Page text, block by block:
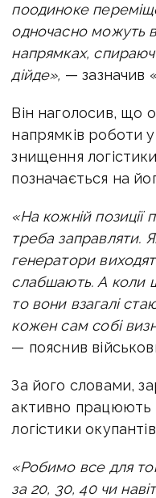
поодиноке
одночасно можуть
напрямках,
дійде», — зазначив
Він наголосив, що
напрямків роботи
знищення
позначається на
«На кожній позиції
треба заправляти.
генератори
слабшають. А коли
то вони взагалі
кожен сам собі
— пояснив
За його словами,
активно працюють
логістики
«Робимо все для
за 20, 30, 40 чи